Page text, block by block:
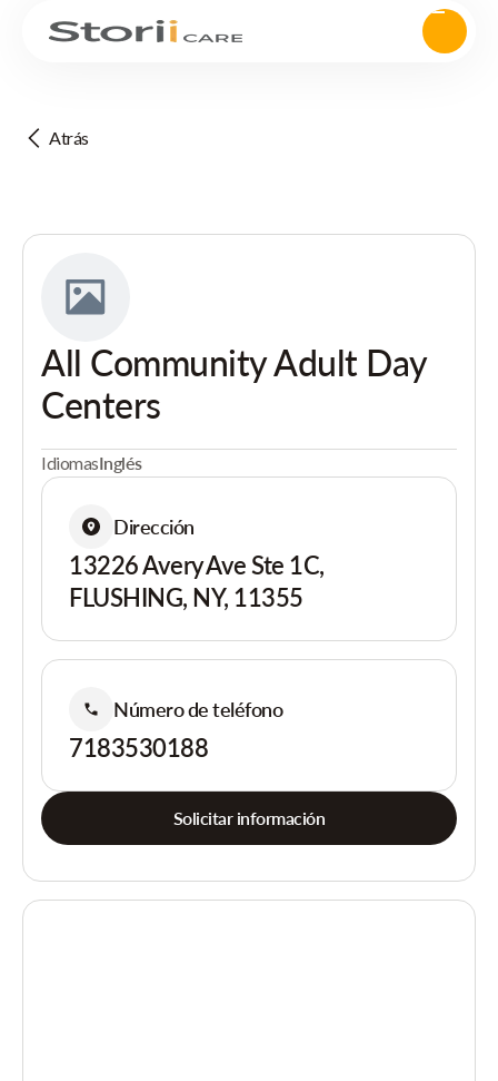
Atrás
All Community Adult Day
Centers
IdiomasInglés
Dirección
13226 Avery Ave Ste 1C,
FLUSHING, NY, 11355
Número de teléfono
7183530188
Solicitar información